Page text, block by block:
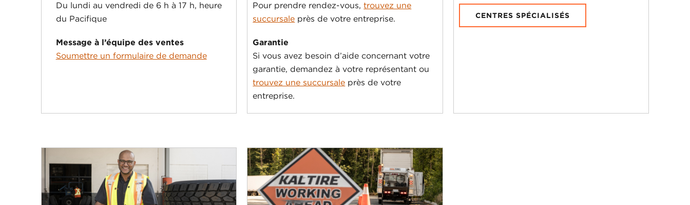
Du lundi au vendredi de 6 h à 17 h, heure
du Pacifique
Message à l’équipe des ventes
Soumettre un formulaire de demande
Pour prendre rendez-vous,trouvez une
succursale près de votre entreprise.
Garantie
Si vous avez besoin d’aide concernant votre
garantie, demandez à votre représentant ou
trouvez une succursale près de votre
entreprise.
CENTRES SPÉCIALISÉS